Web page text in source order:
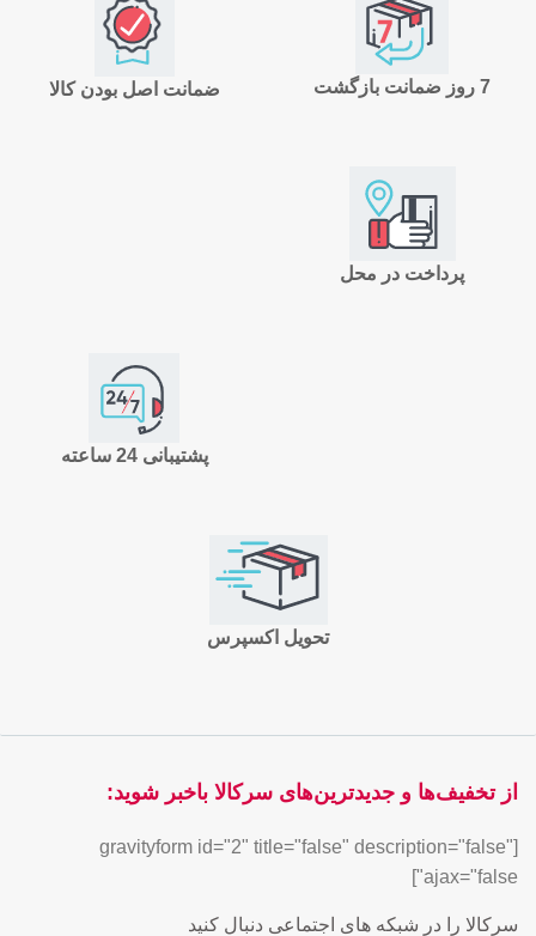
ضمانت اصل بودن کالا 7 روز ضمانت بازگشت
پرداخت در محل
پشتیبانی 24 ساعته
تحویل اکسپرس
از تخفیف‌ها و جدیدترین‌های سرکالا باخبر شوید:
[gravityform id="2" title="false" description="false"
ajax="false"]
سرکالا را در شبکه های اجتماعی دنبال کنید